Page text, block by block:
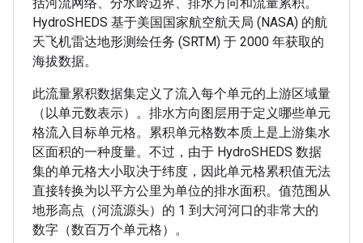
HydroSHEDS 基于美国国家航空航天局 (NASA) 的航
天飞机雷达地形测绘任务 (SRTM) 于 2000 年获取的
海拔数据。
此流量累积数据集定义了流入每个单元的上游区域量
（以单元数表示）。排水方向图层用于定义哪些单元
格流入目标单元格。累积单元格数本质上是上游集水
区面积的一种度量。不过，由于 HydroSHEDS 数据
集的单元格大小取决于纬度，因此单元格累积值无法
直接转换为以平方公里为单位的排水面积。值范围从
地形高点（河流源头）的 1 到大河河口的非常大的
数字（数百万个单元格）。